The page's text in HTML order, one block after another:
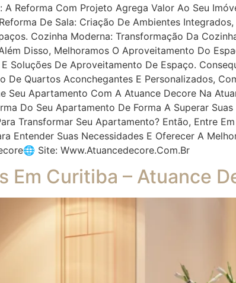
Reforma Com Projeto Agrega Valor Ao Seu
De Sala: Criação De Ambientes
Cozinha Moderna: Transformação Da
Disso, Melhoramos O Aproveitamento Do
Soluções De Aproveitamento De Espaço.
Quartos Aconchegantes E Personalizados,
Seu Apartamento Com A Atuance Decore Na
Do Seu Apartamento De Forma A Superar
Transformar Seu Apartamento? Então, Entre
Entender Suas Necessidades E Oferecer A
Site: Www.atuancedecore.com.br
Em Curitiba – Atuance